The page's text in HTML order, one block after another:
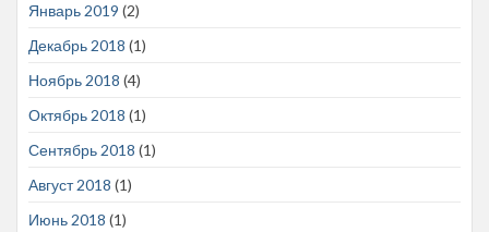
Январь 2019 (2)
Декабрь 2018 (1)
Ноябрь 2018 (4)
Октябрь 2018 (1)
Сентябрь 2018 (1)
Август 2018 (1)
Июнь 2018 (1)